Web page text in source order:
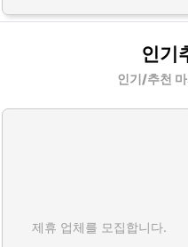
인기
인기/추천
제휴 업체를 모집합니다.